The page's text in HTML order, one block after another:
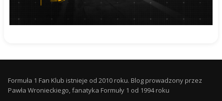
Formuła 1 Fan Klub istnieje od 2010 roku. Blog prowadzony przez
Pawła Wronieckiego, fanatyka Formuły 1 od 1994 roku